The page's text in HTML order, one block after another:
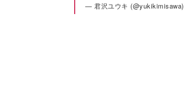
— 君沢ユウキ (@yukikimisawa)